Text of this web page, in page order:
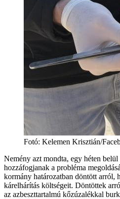
Fotó: Kelemen Krisztián/
Nemény azt mondta, egy héten
hozzáfogjanak a probléma
kormány határozatban döntött arról,
kárelhárítás költségeit. Döntöttek
az azbeszttartalmú kőzúzalékkal